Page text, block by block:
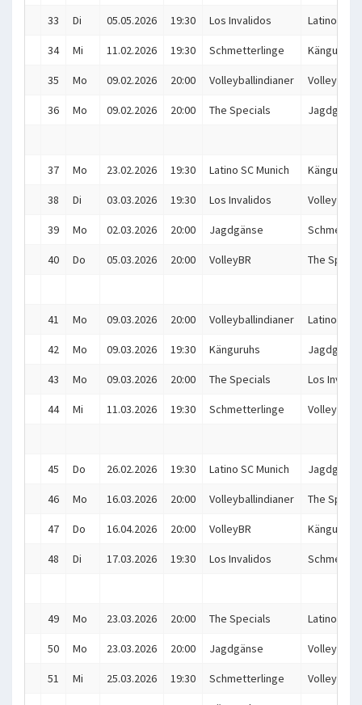
33 Di 05.05.2026 19:30 Los Invalidos Latino SC
34 Mi 11.02.2026 19:30 Schmetterlinge Känguruhs
35 Mo 09.02.2026 20:00 Volleyballindianer VolleyBR
36 Mo 09.02.2026 20:00 The Specials Jagdgänse
37 Mo 23.02.2026 19:30 Latino SC Munich Känguruhs
38 Di 03.03.2026 19:30 Los Invalidos
39 Mo 02.03.2026 20:00 Jagdgänse
40 Do 05.03.2026 20:00 VolleyBR The
41 Mo 09.03.2026 20:00 Volleyballindianer Latino SC
42 Mo 09.03.2026 19:30 Känguruhs Jagdgänse
43 Mo 09.03.2026 20:00 The Specials Los
44 Mi 11.03.2026 19:30 Schmetterlinge VolleyBR
45 Do 26.02.2026 19:30 Latino SC Munich Jagdgänse
46 Mo 16.03.2026 20:00 Volleyballindianer The
47 Do 16.04.2026 20:00 VolleyBR Känguruhs
48 Di 17.03.2026 19:30 Los Invalidos
49 Mo 23.03.2026 20:00 The Specials Latino SC
50 Mo 23.03.2026 20:00 Jagdgänse VolleyBR
51 Mi 25.03.2026 19:30 Schmetterlinge